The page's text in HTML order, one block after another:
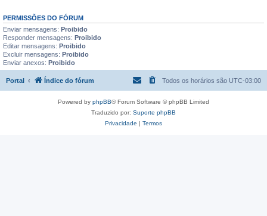
PERMISSÕES DO FÓRUM
Enviar mensagens: Proibido
Responder mensagens: Proibido
Editar mensagens: Proibido
Excluir mensagens: Proibido
Enviar anexos: Proibido
Portal Índice do fórum Todos os horários são UTC-03:00
Powered by phpBB® Forum Software © phpBB Limited
Traduzido por: Suporte phpBB
Privacidade | Termos